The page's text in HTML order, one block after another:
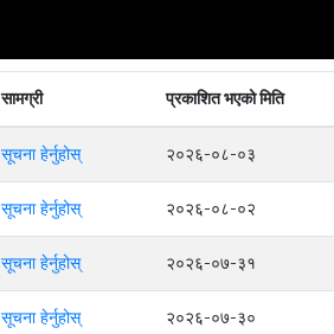
सामग्री प्रकाशित भएको मिति
सूचना हेर्नुहोस् २०२६-०८-०३
सूचना हेर्नुहोस् २०२६-०८-०२
सूचना हेर्नुहोस् २०२६-०७-३१
सूचना हेर्नुहोस् २०२६-०७-३०